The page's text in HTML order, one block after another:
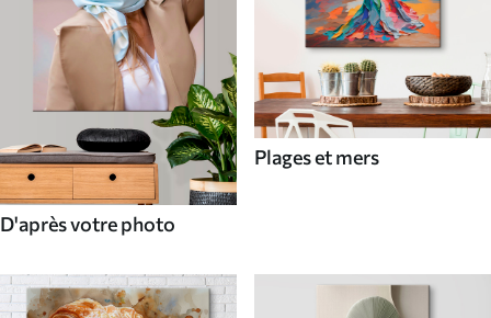
D'après votre photo
Plages et mers